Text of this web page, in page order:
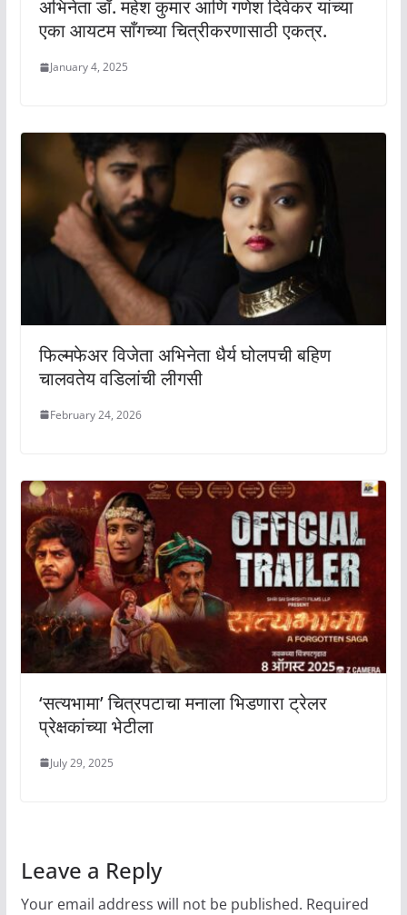
अभिनेता डॉ. महेश कुमार आणि गणेश दिवेकर यांच्या
एका आयटम साँगच्या चित्रीकरणासाठी एकत्र.
January 4, 2025
फिल्मफेअर विजेता अभिनेता धैर्य घोलपची बहिण
चालवतेय वडिलांची लीगसी
February 24, 2026
‘सत्यभामा’ चित्रपटाचा मनाला भिडणारा ट्रेलर
प्रेक्षकांच्या भेटीला
July 29, 2025
Leave a Reply
Your email address will not be published. Required